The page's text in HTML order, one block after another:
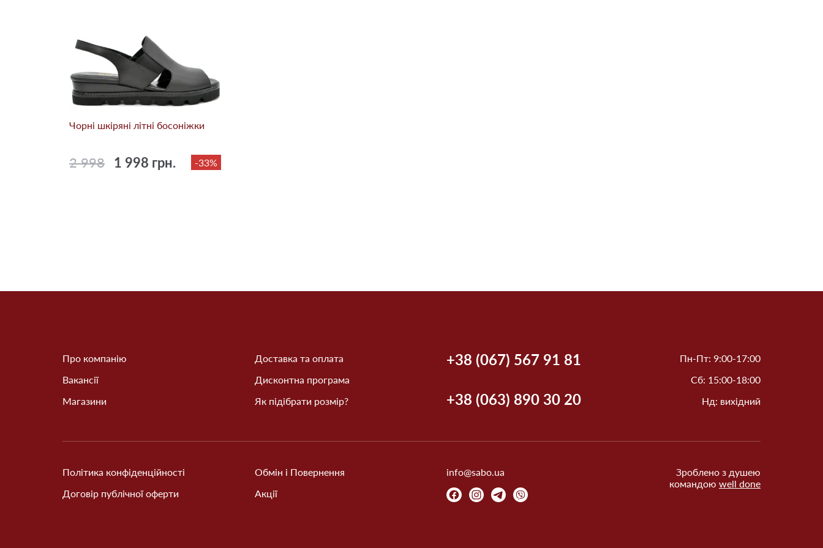
Чорні шкіряні літні босоніжки
2 998 1 998 грн. -33%
Про компанію
Вакансії
Магазини
Доставка та оплата
Дисконтна програма
Як підібрати розмір?
Політика конфіденційності
Договір публічної оферти
Обмін і Повернення
Акції
+38 (067) 567 91 81
+38 (063) 890 30 20
Пн-Пт: 9:00-17:00
Сб: 15:00-18:00
Нд: вихідний
info@sabo.ua
Зроблено з душею
командою well done